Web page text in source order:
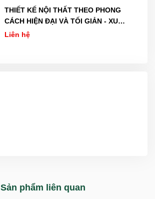
THIẾT KẾ NỘI THẤT THEO PHONG
CÁCH HIỆN ĐẠI VÀ TỐI GIẢN - XU
HƯỚNG MỚI NHẤT NĂM 2026
Liên hệ
Sản phẩm liên quan